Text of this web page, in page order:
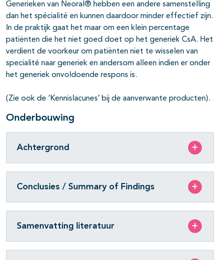
Generieken van Neoral® hebben een andere samenstelling
dan het spécialité en kunnen daardoor minder effectief zijn.
In de praktijk gaat het maar om een klein percentage
patiënten die het niet goed doet op het generiek CsA. Het
verdient de voorkeur om patiënten niet te wisselen van
specialité naar generiek en andersom alleen indien er onder
het generiek onvoldoende respons is.
(Zie ook de ‘Kennislacunes’ bij de aanverwante producten).
Onderbouwing
Achtergrond
Conclusies / Summary of Findings
Samenvatting literatuur